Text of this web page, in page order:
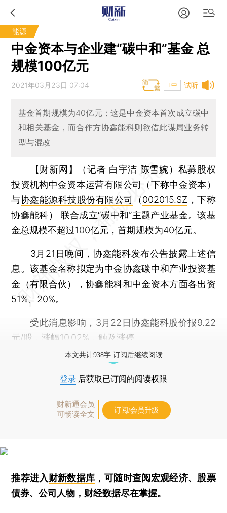
能源
中金资本与企业建“碳中和”基金 总
规模100亿元
试听
2021年03月23日 07:04 T中
基金首期规模为40亿元；这是中金资本首次成立碳中
和相关基金，而合作方协鑫能科则欲借此谋局业务转
型与混改
【财新网】（记者 白宇洁 陈雪婉） 私募股权
投资机构中金资本运营有限公司
（下称中金资本）
与协鑫能源科技股份有限公司 （002015.SZ ，下称
协鑫能科） 联合成立“碳中和”主题产业基金。该基
金总规模不超过100亿元，首期规模为40亿元。
3月21日晚间，协鑫能科发布公告披露上述信
息。该基金名称拟定为中金协鑫碳中和产业投资基
金（有限合伙），协鑫能科和中金资本方面各出资
51%、20%。
受此消息影响，3月22日协鑫能科股价报9.22
元/股，涨幅10.02%，触及涨停。
本文共计938字 订阅后继续阅读
登录 后获取已订阅的阅读权限
财新通会员
可畅读全文
订阅/会员升级
推荐进入财新数据库 ，可随时查阅宏观经济、股票
债券、公司人物，财经数据尽在掌握。